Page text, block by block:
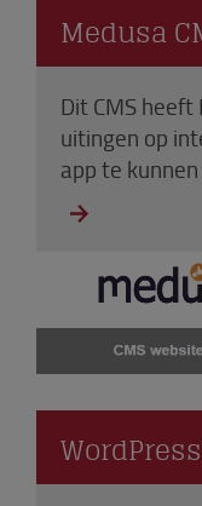
Medusa
Dit CMS
uitingen op
app te